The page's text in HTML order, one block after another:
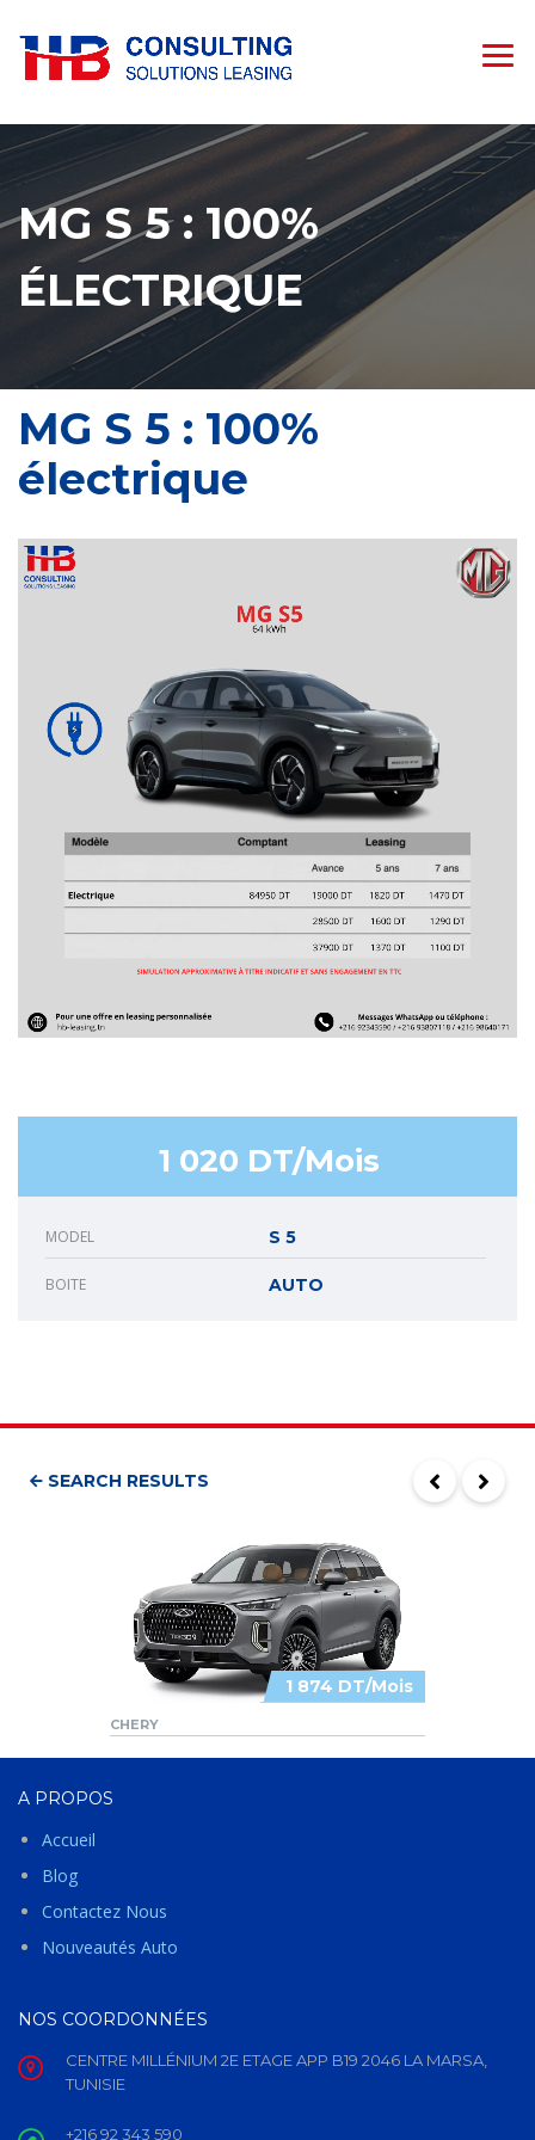
MG S 5 : 100%
ÉLECTRIQUE
MG S 5 : 100%
électrique
1 020 DT/Mois
MODEL S 5
BOITE AUTO
SEARCH RESULTS
1 874 DT/Mois
CHERY
A PROPOS
Accueil
Blog
Contactez Nous
Nouveautés Auto
NOS COORDONNÉES
CENTRE MILLÉNIUM 2E ETAGE APP B19 2046 LA MARSA,
TUNISIE
+216 92 343 590